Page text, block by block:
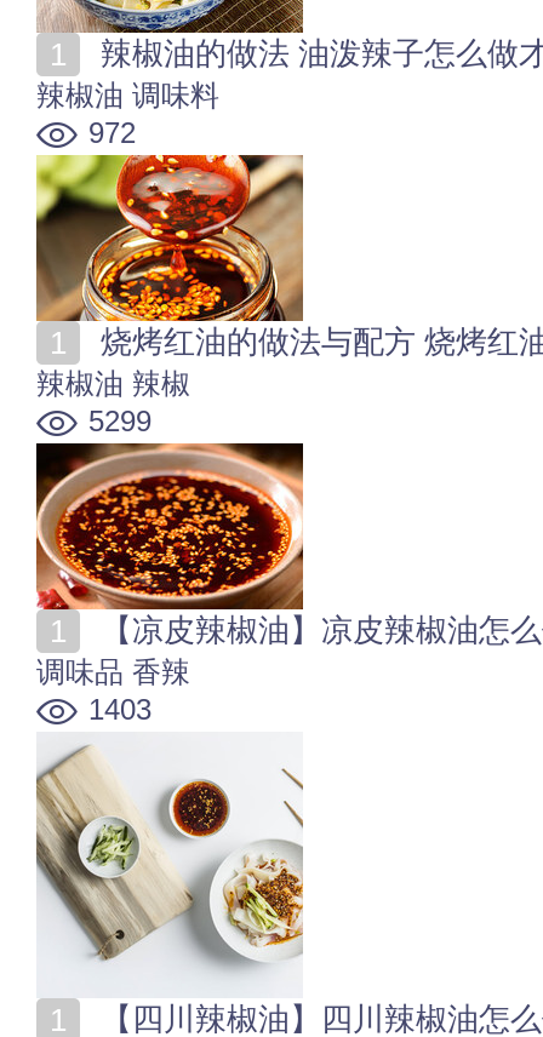
辣椒油的做法 油泼辣子怎么做
辣椒油 调味料
972
烧烤红油的做法与配方 烧烤红
辣椒油 辣椒
5299
【凉皮辣椒油】凉皮辣椒油怎
调味品 香辣
1403
【四川辣椒油】四川辣椒油怎